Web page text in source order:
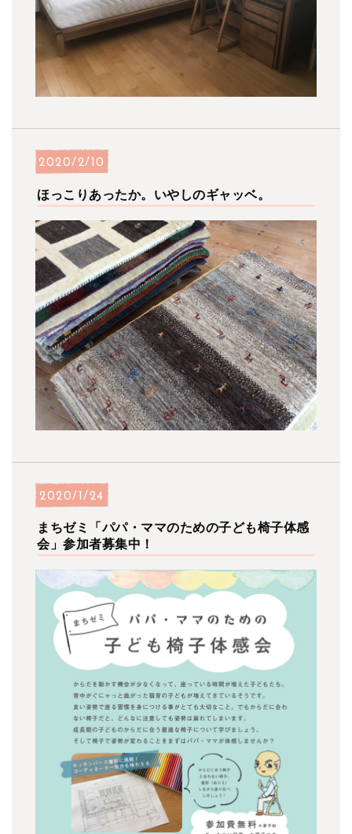
2020/2/10
ほっこりあったか。いやしのギャッベ。
2020/1/24
まちゼミ「パパ・ママのための子ども椅子体感
会」参加者募集中！